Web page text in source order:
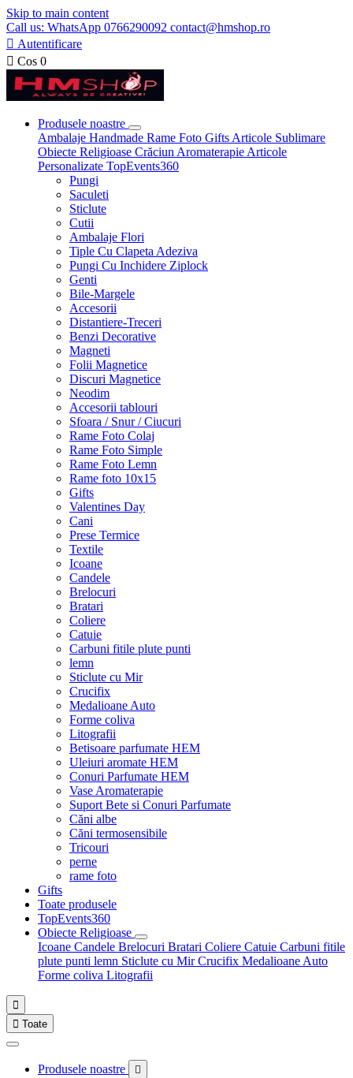
Skip to main content
Call us: WhatsApp 0766290092 contact@hmshop.ro
 Autentificare
 Cos 0
Produsele noastre
Ambalaje Handmade Rame Foto Gifts Articole Sublimare
Obiecte Religioase Crăciun Aromaterapie Articole
Personalizate TopEvents360
Pungi
Saculeti
Sticlute
Cutii
Ambalaje Flori
Tiple Cu Clapeta Adeziva
Pungi Cu Inchidere Ziplock
Genti
Bile-Margele
Accesorii
Distantiere-Treceri
Benzi Decorative
Magneti
Folii Magnetice
Discuri Magnetice
Neodim
Accesorii tablouri
Sfoara / Snur / Ciucuri
Rame Foto Colaj
Rame Foto Simple
Rame Foto Lemn
Rame foto 10x15
Gifts
Valentines Day
Cani
Prese Termice
Textile
Icoane
Candele
Brelocuri
Bratari
Coliere
Catuie
Carbuni fitile plute punti
lemn
Sticlute cu Mir
Crucifix
Medalioane Auto
Forme coliva
Litografii
Betisoare parfumate HEM
Uleiuri aromate HEM
Conuri Parfumate HEM
Vase Aromaterapie
Suport Bete si Conuri Parfumate
Căni albe
Căni termosensibile
Tricouri
perne
rame foto
Gifts
Toate produsele
TopEvents360
Obiecte Religioase
Icoane Candele Brelocuri Bratari Coliere Catuie Carbuni fitile
plute punti lemn Sticlute cu MirCrucifix Medalioane Auto
Forme coliva Litografii

 Toate
Produsele noastre 